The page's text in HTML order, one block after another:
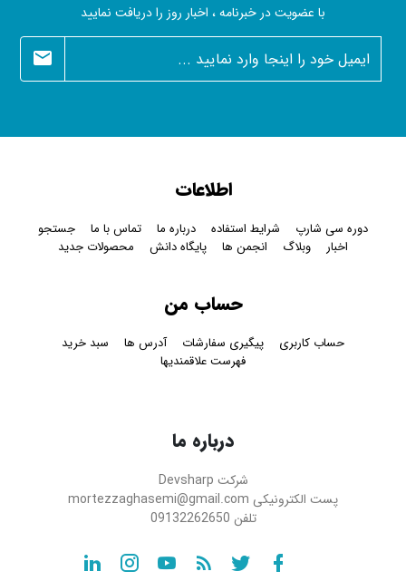
با عضویت در خبرنامه ، اخبار روز را دریافت نمایید
newsletter
اطلاعات
دوره سی شارپ شرایط استفاده درباره ما تماس با ما
جستجو
اخبار
وبلاگ انجمن ها پایگاه دانش محصولات جدید
حساب من
حساب کاربری پیگیری سفارشات آدرس ها
سبد خرید
فهرست علاقمندیها
درباره ما
شرکت Devsharp
پست الکترونیکی mortezzaghasemi@gmail.com
تلفن 09132262650